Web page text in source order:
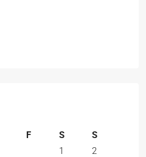
F S
S
1
2